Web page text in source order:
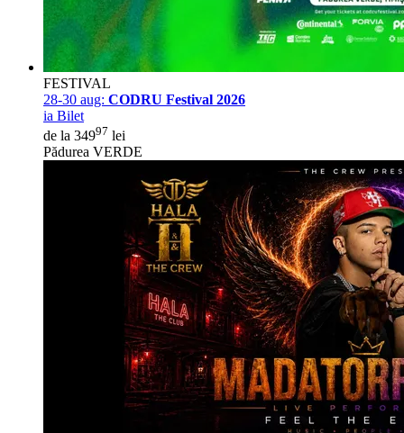
FESTIVAL
28-30 aug: CODRU Festival 2026
ia Bilet
de la 34997 lei
Pădurea VERDE